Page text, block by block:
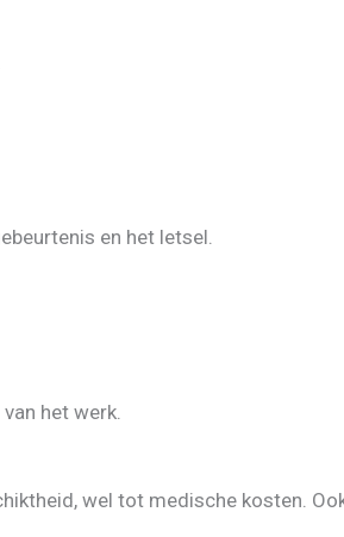
en het letsel.
het werk.
wel tot medische kosten.